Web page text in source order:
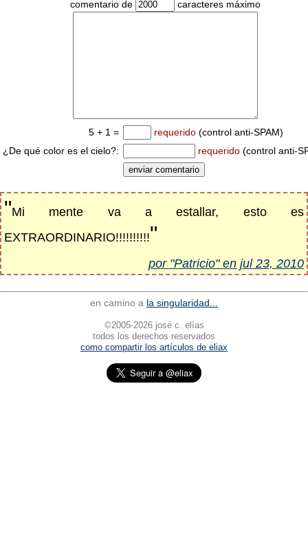
comentario de caracteres máximo
5 + 1 = requerido (control anti-SPAM)
¿De qué color es el cielo?:
requerido (control anti-
"Mi mente va a estallar, esto es
EXTRAORDINARIO!!!!!!!!!!"
por "Patricio" en jul 23, 2010
en camino a la singularidad...
©2005-2026 josé c. elías
todos los derechos reservados
como compartir los artículos de eliax